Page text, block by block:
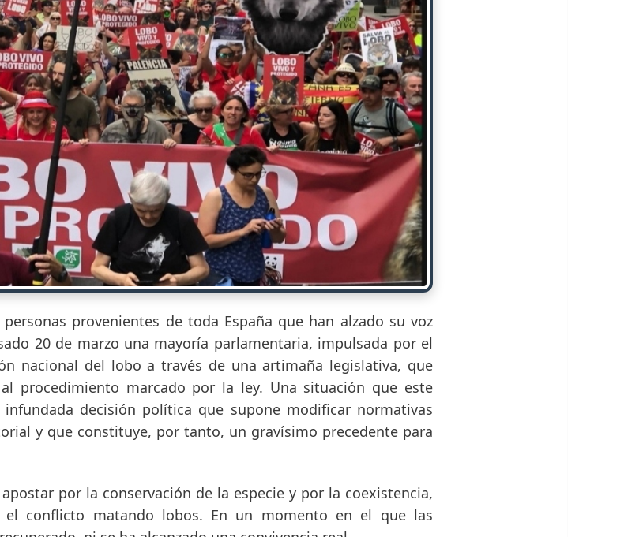
provenientes de toda España que han alzado su voz
20 de marzo una mayoría parlamentaria, impulsada por el
nacional del lobo a través de una artimaña legislativa, que
procedimiento marcado por la ley. Una situación que este
decisión política que supone modificar normativas
y que constituye, por tanto, un gravísimo precedente para
por la conservación de la especie y por la coexistencia,
conflicto matando lobos. En un momento en el que las